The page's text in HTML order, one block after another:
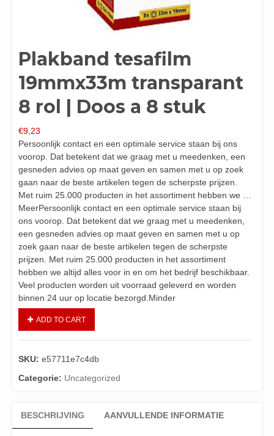
Plakband tesafilm
19mmx33m transparant
8 rol | Doos a 8 stuk
€9,23
Persoonlijk contact en een optimale service staan bij ons
voorop. Dat betekent dat we graag met u meedenken, een
gesneden advies op maat geven en samen met u op zoek
gaan naar de beste artikelen tegen de scherpste prijzen.
Met ruim 25.000 producten in het assortiment hebben we …
MeerPersoonlijk contact en een optimale service staan bij
ons voorop. Dat betekent dat we graag met u meedenken,
een gesneden advies op maat geven en samen met u op
zoek gaan naar de beste artikelen tegen de scherpste
prijzen. Met ruim 25.000 producten in het assortiment
hebben we altijd alles voor in en om het bedrijf beschikbaar.
Veel producten worden uit voorraad geleverd en worden
binnen 24 uur op locatie bezorgd.Minder
ADD TO CART
SKU: e57711e7c4db
Categorie: Uncategorized
BESCHRIJVING AANVULLENDE INFORMATIE